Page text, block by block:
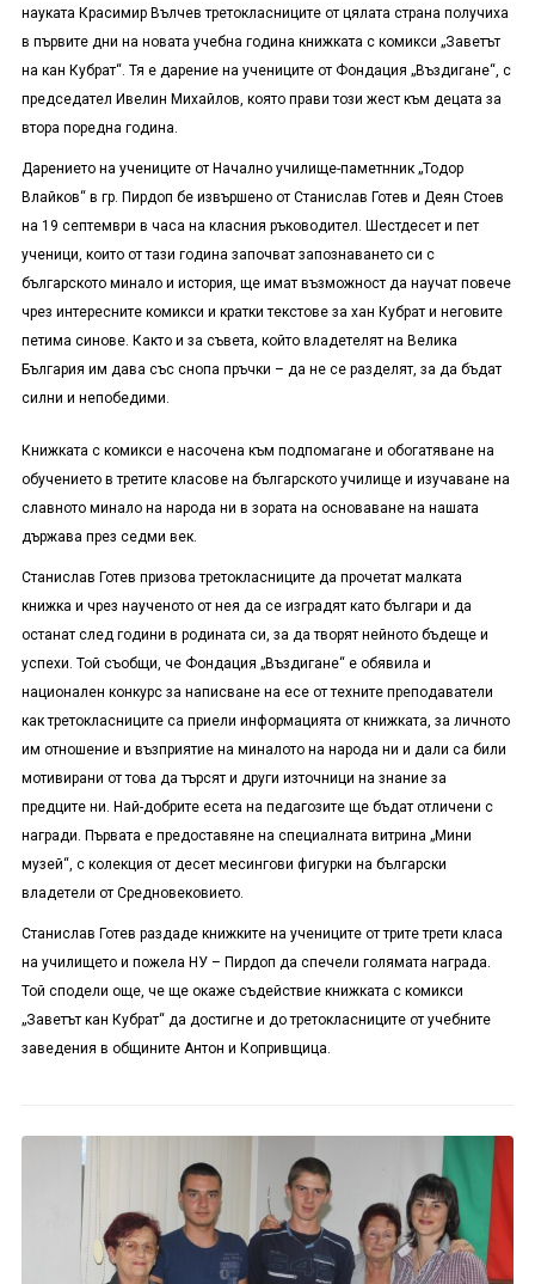
науката Красимир Вълчев третокласниците от цялата страна получиха
в първите дни на новата учебна година книжката с комикси „Заветът
на кан Кубрат“. Тя е дарение на учениците от Фондация „Въздигане“, с
председател Ивелин Михайлов, която прави този жест към децата за
втора поредна година.
Дарението на учениците от Начално училище-паметнник „Тодор
Влайков“ в гр. Пирдоп бе извършено от Станислав Готев и Деян Стоев
на 19 септември в часа на класния ръководител. Шестдесет и пет
ученици, които от тази година започват запознаването си с
българското минало и история, ще имат възможност да научат повече
чрез интересните комикси и кратки текстове за хан Кубрат и неговите
петима синове. Както и за съвета, който владетелят на Велика
България им дава със снопа пръчки – да не се разделят, за да бъдат
силни и непобедими.
Книжката с комикси е насочена към подпомагане и обогатяване на
обучението в третите класове на българското училище и изучаване на
славното минало на народа ни в зората на основаване на нашата
държава през седми век.
Станислав Готев призова третокласниците да прочетат малката
книжка и чрез наученото от нея да се изградят като българи и да
останат след години в родината си, за да творят нейното бъдеще и
успехи. Той съобщи, че Фондация „Въздигане“ е обявила и
национален конкурс за написване на есе от техните преподаватели
как третокласниците са приели информацията от книжката, за личното
им отношение и възприятие на миналото на народа ни и дали са били
мотивирани от това да търсят и други източници на знание за
предците ни. Най-добрите есета на педагозите ще бъдат отличени с
награди. Първата е предоставяне на специалната витрина „Мини
музей“, с колекция от десет месингови фигурки на български
владетели от Средновековието.
Станислав Готев раздаде книжките на учениците от трите трети класа
на училището и пожела НУ – Пирдоп да спечели голямата награда.
Той сподели още, че ще окаже съдействие книжката с комикси
„Заветът кан Кубрат“ да достигне и до третокласниците от учебните
заведения в общините Антон и Копривщица.